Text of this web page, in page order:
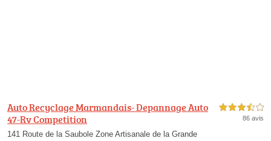
Auto Recyclage Marmandais- Depannage Auto
47-Rv Competition
141 Route de la Saubole Zone Artisanale de la Grande
3,5 étoiles sur 5
86 avis